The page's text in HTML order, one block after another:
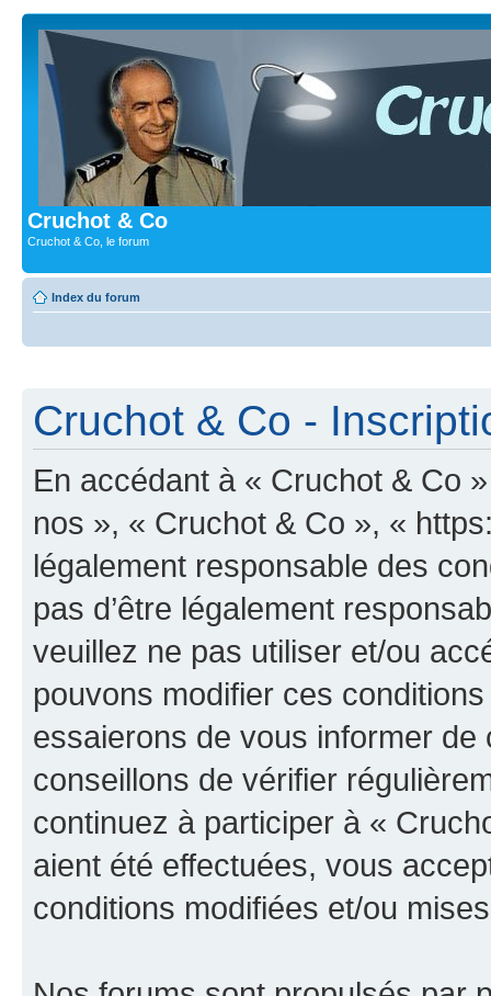
Cruchot & Co
Cruchot & Co, le forum
Index du forum
Cruchot & Co -
En accédant à « Cruchot & Co
nos », « Cruchot & Co », «
légalement responsable des
pas d’être légalement
veuillez ne pas utiliser et/ou
pouvons modifier ces
essaierons de vous informer
conseillons de vérifier
continuez à participer à «
aient été effectuées, vous
conditions modifiées et/ou